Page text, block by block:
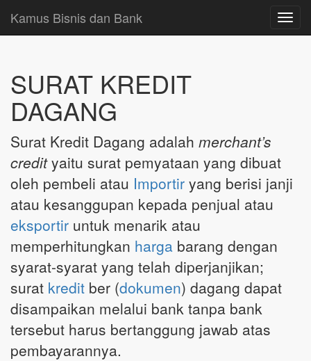
Kamus Bisnis dan Bank
SURAT KREDIT
DAGANG
Surat Kredit Dagang adalah merchant’s
credityaitu surat pemyataan yang dibuat
oleh pembeli atau Importir yang berisi janji
atau kesanggupan kepada penjual atau
eksportir untuk menarik atau
memperhitungkan harga barang dengan
syarat-syarat yang telah diperjanjikan;
surat kredit ber (dokumen) dagang dapat
disampaikan melalui bank tanpa bank
tersebut harus bertanggung jawab atas
pembayarannya.